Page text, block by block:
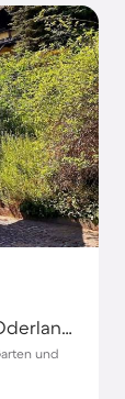
Bad Freienwalde (Oder), Märkisch-Oderland, Deutschland
und